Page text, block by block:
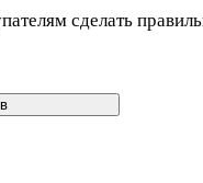
сделать